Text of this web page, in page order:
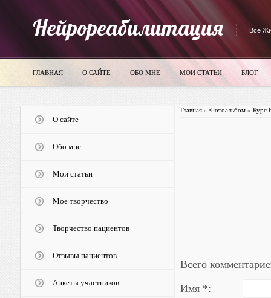
Нейрореабилитация Все
ГЛАВНАЯ О САЙТЕ ОБО МНЕ МОИ СТАТЬИ БЛОГ
О сайте
Обо мне
Мои статьи
Мое творчество
Творчество пациентов
Отзывы пациентов
Анкеты участников
Главная» Фотоальбом» Курс
Всего
Имя *: